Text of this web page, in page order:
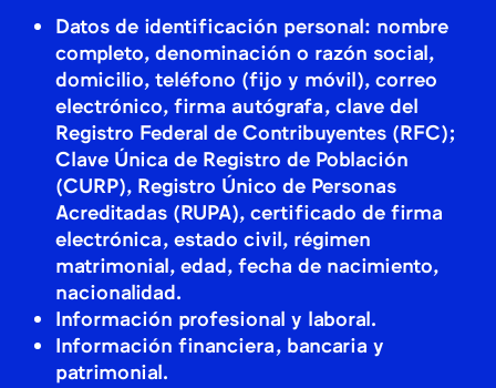
Datos de identificación personal: nombre
completo, denominación o razón social,
domicilio, teléfono (fijo y móvil), correo
electrónico, firma autógrafa, clave del
Registro Federal de Contribuyentes (RFC);
Clave Única de Registro de Población
(CURP), Registro Único de Personas
Acreditadas (RUPA), certificado de firma
electrónica, estado civil, régimen
matrimonial, edad, fecha de nacimiento,
nacionalidad.
Información profesional y laboral.
Información financiera, bancaria y
patrimonial.